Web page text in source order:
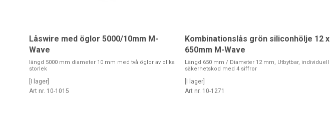
Låswire med öglor 5000/10mm M-
Wave
längd 5000 mm diameter 10 mm med två öglor av olika
storlek
[I lager]
Art nr. 10-1015
Kombinationslås grön siliconhölje 12 x
650mm M-Wave
Längd 650 mm / Diameter 12 mm, Utbytbar, individuell
säkerhetskod med 4 siffror
[I lager]
Art nr. 10-1271